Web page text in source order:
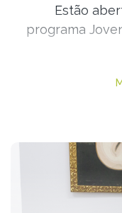
Estão
programa